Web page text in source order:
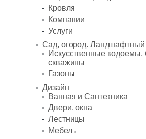
Кровля
Компании
Услуги
Сад, огород. Ландшафтный
Искусственные водоемы,
скважины
Газоны
Дизайн
Ванная и Сантехника
Двери, окна
Лестницы
Мебель